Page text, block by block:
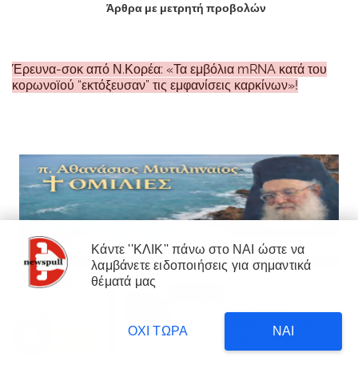
Άρθρα με μετρητή προβολών
Έρευνα-σοκ από Ν.Κορέα: «Τα εμβόλια mRNA κατά του
κορωνοϊού “εκτόξευσαν” τις εμφανίσεις καρκίνων»!
στρέμματα έγιναν στάχτη επι
κυβέρνησης Μητσοτάκη!
Our website uses cookies to enhance your experience.
Κάντε ''ΚΛΙΚ'' πάνω στο ΝΑΙ ώστε να
λαμβάνετε ειδοποιήσεις για σημαντικά
θέματά μας
ΝΑΙ
ΟΧΙ ΤΩΡΑ